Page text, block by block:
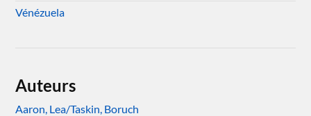
Vénézuela
Auteurs
Aaron, Lea/Taskin, Boruch